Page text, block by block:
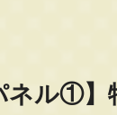
ネル①】